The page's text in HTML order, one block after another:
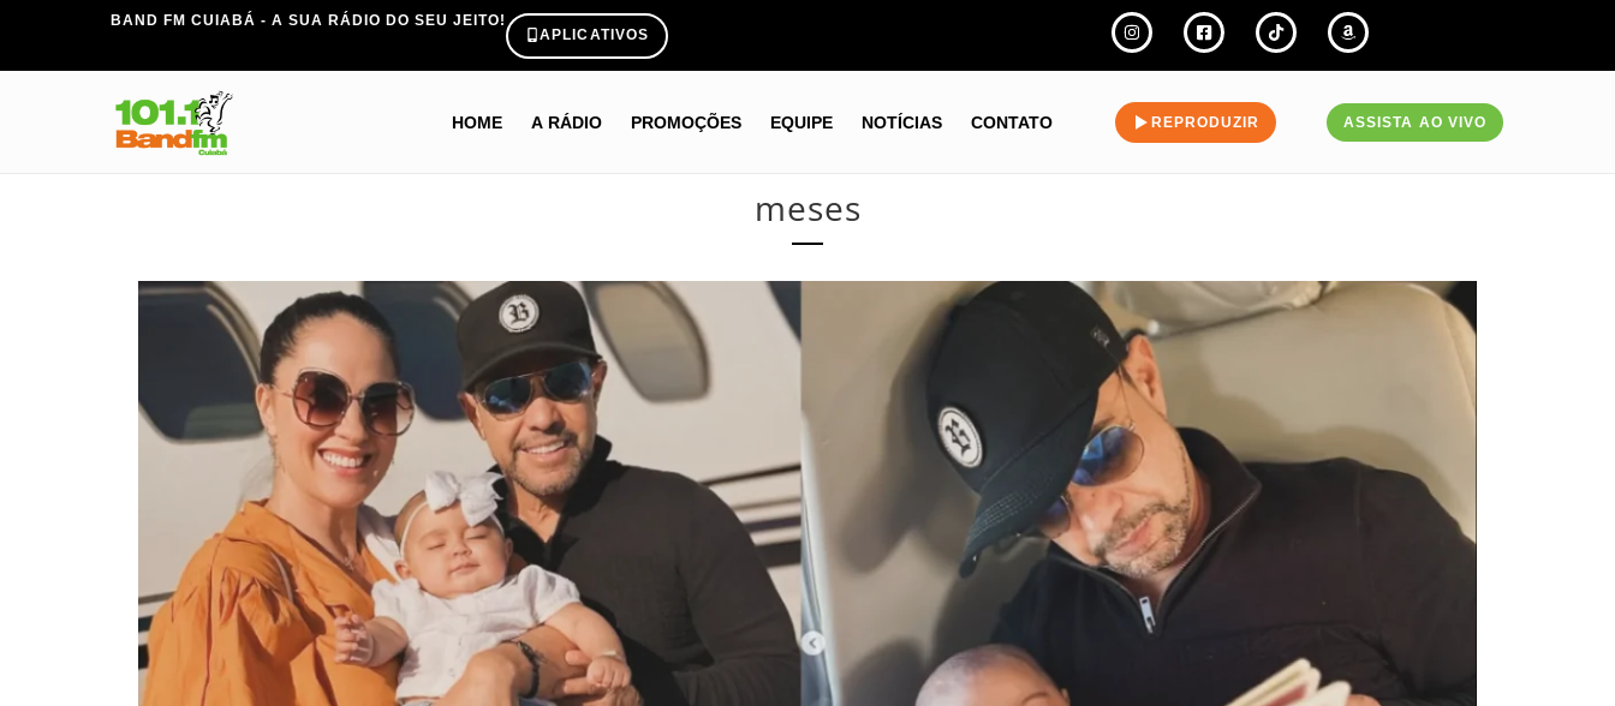
BAND FM CUIABÁ - A SUA RÁDIO DO SEU JEITO!
APLICATIVOS
HOME A RÁDIO PROMOÇÕES EQUIPE NOTÍCIAS CONTATO REPRODUZIR ASSISTA AO VIVO
meses